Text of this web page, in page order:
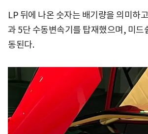
LP 뒤에 나온 숫자는 배기량을 의미하
과 5단 수동변속기를 탑재했으며, 미드
동된다.